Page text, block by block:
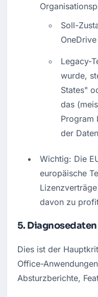
Soll-
Legacy-
wurde,
States"
das
Program
der
Wichtig: Die
europäische
davon zu
5.
Dies ist der
Office-
Absturzberichte,